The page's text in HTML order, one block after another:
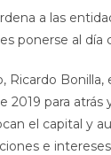
a las
ponerse al día
Ricardo
2019 para
el capital y
e